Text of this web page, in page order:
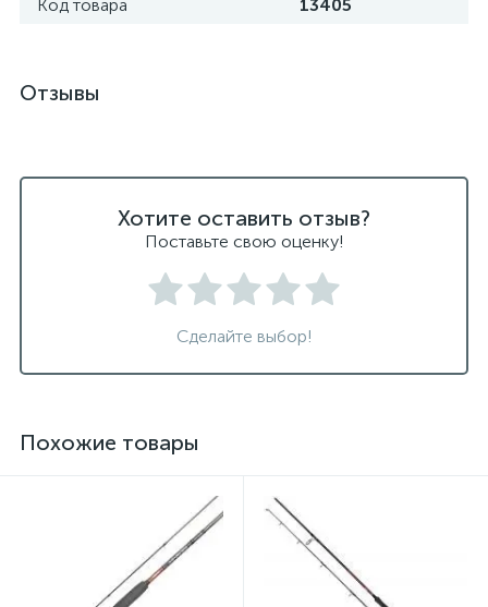
Код товара 13405
Отзывы
Хотите оставить отзыв?
Поставьте свою оценку!
Сделайте выбор!
Похожие товары